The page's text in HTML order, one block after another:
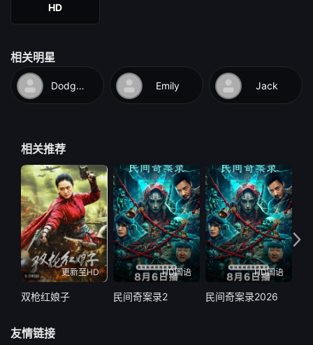
HD
相关明星
Dodgson-Hatto Emily Jack
相关推荐
更新至HD
双枪红娘子
HD国语
民间奇案录2
HD国语
民间奇案录2026
友情链接